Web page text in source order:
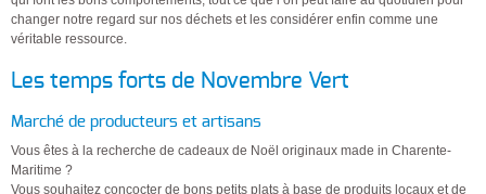
changer notre regard sur nos déchets et les considérer enfin comme une
véritable ressource.
Les temps forts de Novembre Vert
Marché de producteurs et artisans
Vous êtes à la recherche de cadeaux de Noël originaux made in Charente-
Maritime ?
Vous souhaitez concocter de bons petits plats à base de produits locaux et de